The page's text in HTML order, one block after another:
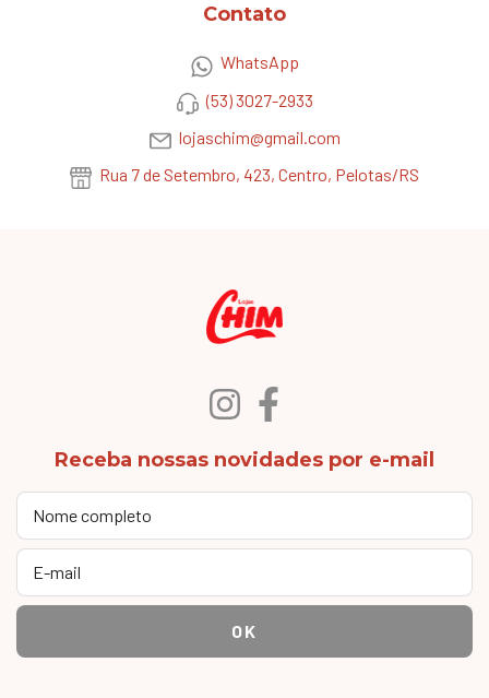
Contato
WhatsApp
(53) 3027-2933
lojaschim@gmail.com
Rua 7 de Setembro, 423, Centro, Pelotas/RS
Receba nossas novidades por e-mail